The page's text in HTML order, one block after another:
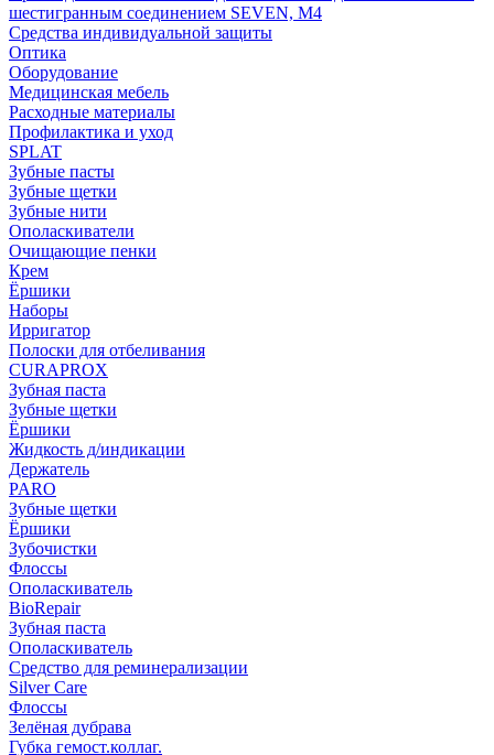
шестигранным соединением SEVEN, М4
Средства индивидуальной защиты
Оптика
Оборудование
Медицинская мебель
Расходные материалы
Профилактика и уход
SPLAT
Зубные пасты
Зубные щетки
Зубные нити
Ополаскиватели
Очищающие пенки
Крем
Ёршики
Наборы
Ирригатор
Полоски для отбеливания
CURAPROX
Зубная паста
Зубные щетки
Ёршики
Жидкость д/индикации
Держатель
PARO
Зубные щетки
Ёршики
Зубочистки
Флоссы
Ополаскиватель
BioRepair
Зубная паста
Ополаскиватель
Средство для реминерализации
Silver Care
Флоссы
Зелёная дубрава
Губка гемост.коллаг.